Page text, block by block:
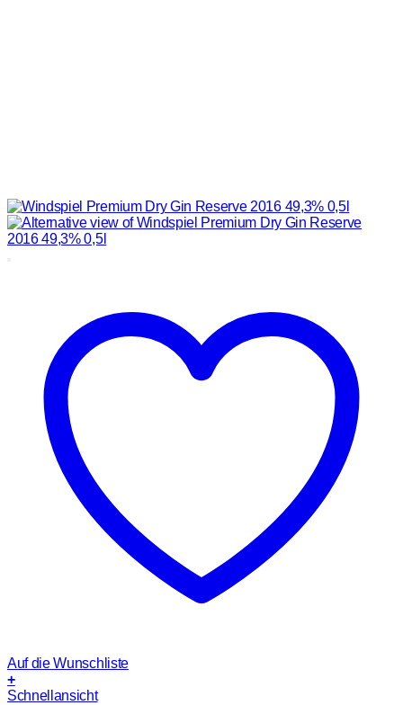
Auf die Wunschliste
+
Schnellansicht